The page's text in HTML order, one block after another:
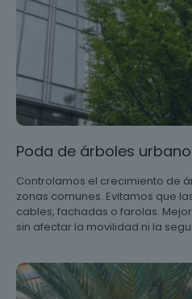
Poda de árboles
Controlamos el crecimiento de
zonas comunes. Evitamos que
cables, fachadas o farolas.
sin afectar la movilidad ni la